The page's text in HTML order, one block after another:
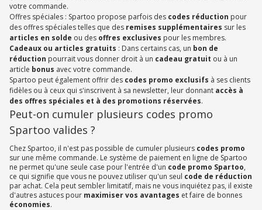
votre commande.
Offres spéciales : Spartoo propose parfois des codes réduction pour
des offres spéciales telles que des remises supplémentaires sur les
articles en solde ou des offres exclusives pour les membres.
Cadeaux ou articles gratuits : Dans certains cas, un bon de
réduction pourrait vous donner droit à un cadeau gratuit ou à un
article bonus avec votre commande.
Spartoo peut également offrir des codes promo exclusifs à ses clients
fidèles ou à ceux qui s'inscrivent à sa newsletter, leur donnant accès à
des offres spéciales et à des promotions réservées.
Peut-on cumuler plusieurs codes promo
Spartoo valides ?
Chez Spartoo, il n'est pas possible de cumuler plusieurs codes promo
sur une même commande. Le système de paiement en ligne de Spartoo
ne permet qu'une seule case pour l'entrée d'un code promo Spartoo,
ce qui signifie que vous ne pouvez utiliser qu'un seul code de réduction
par achat. Cela peut sembler limitatif, mais ne vous inquiétez pas, il existe
d'autres astuces pour maximiser vos avantages et faire de bonnes
économies.